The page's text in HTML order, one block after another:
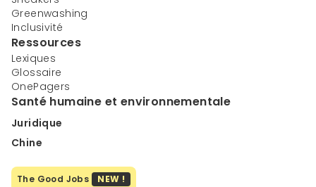
Greenwashing
Inclusivité
Ressources
Lexiques
Glossaire
OnePagers
Santé humaine et environnementale
Juridique
Chine
The Good Jobs NEW !